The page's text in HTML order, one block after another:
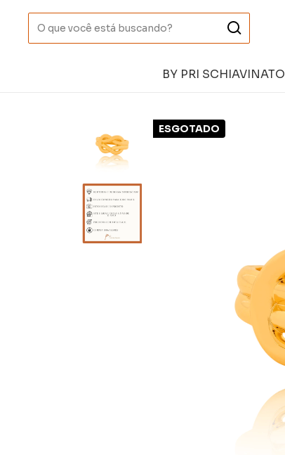
BY PRI SCHIAVINATO
ESGOTADO